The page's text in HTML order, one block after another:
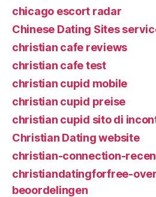
chicago escort radar
Chinese Dating Sites
christian cafe reviews
christian cafe test
christian cupid mobile
christian cupid preise
christian cupid sito di
Christian Dating website
christian-connection-
christiandatingforfree-
beoordelingen